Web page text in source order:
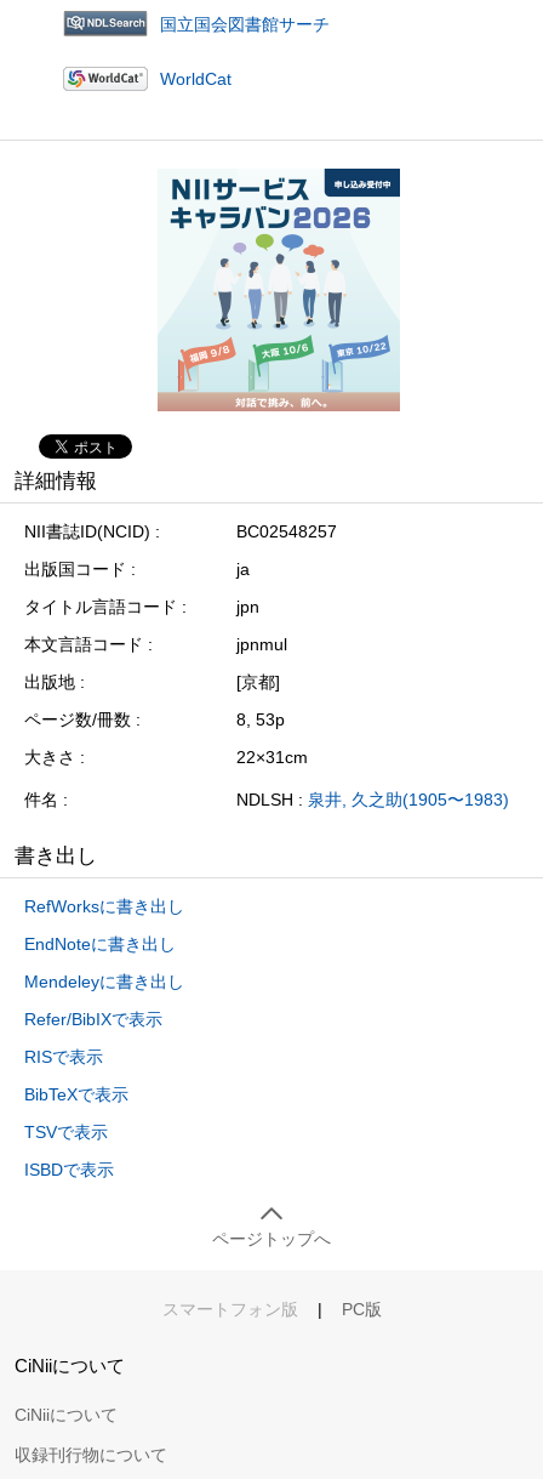
国立国会図書館サーチ
WorldCat
詳細情報
NII書誌ID(NCID)
BC02548257
出版国コード
ja
タイトル言語コード
jpn
本文言語コード
jpnmul
出版地
[京都]
ページ数/冊数
8, 53p
大きさ
22×31cm
件名 NDLSH : 泉井, 久之助(1905〜1983)
書き出し
RefWorksに書き出し
EndNoteに書き出し
Mendeleyに書き出し
Refer/BibIXで表示
RISで表示
BibTeXで表示
TSVで表示
ISBDで表示
ページトップへ
スマートフォン版 | PC版
CiNiiについて
CiNiiについて
収録刊行物について